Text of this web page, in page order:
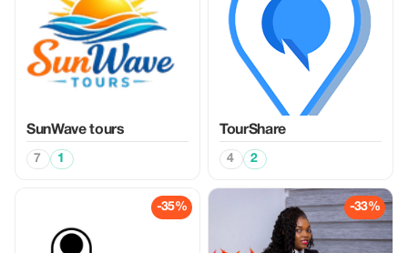
SunWave tours
7 1
TourShare
4 2
-35% -33%